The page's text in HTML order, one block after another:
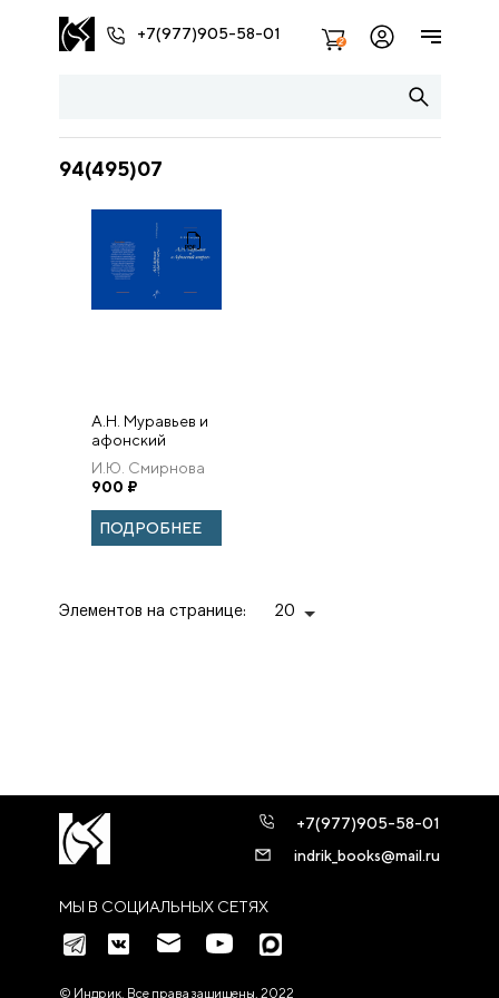
+7(977)905-58-01 2
94(495)07
А.Н. Муравьев и
афонский
вопрос
И.Ю. Смирнова
900 ₽
ПОДРОБНЕЕ
Элементов на странице: 20
МЫ В СОЦИАЛЬНЫХ СЕТЯХ
+7(977)905-58-01
indrik_books@mail.ru
© Индрик. Все права защищены, 2022